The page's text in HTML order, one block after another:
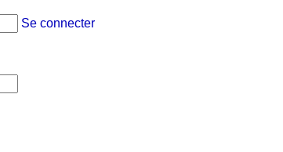
Se connecter